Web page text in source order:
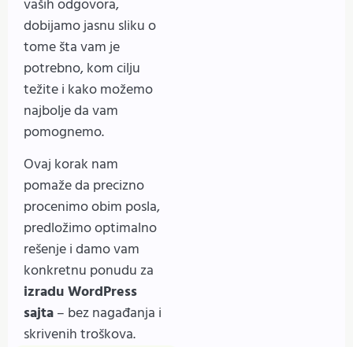
vaših odgovora,
dobijamo jasnu sliku o
tome šta vam je
potrebno, kom cilju
težite i kako možemo
najbolje da vam
pomognemo.
Ovaj korak nam
pomaže da precizno
procenimo obim posla,
predložimo optimalno
rešenje i damo vam
konkretnu ponudu za
izradu WordPress
sajta– bez nagađanja i
skrivenih troškova.